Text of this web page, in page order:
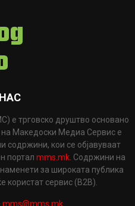
е трговско друштво основано
на Македоски Медиа Сервис е
содржини, кои се објавуваат
портал mms.mk . Содржини на
за широката публика
користат сервис (B2B).
mms@mms.mk